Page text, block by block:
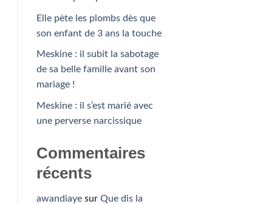
Elle pète les plombs dès que
son enfant de 3 ans la touche
Meskine : il subit la sabotage
de sa belle famille avant son
mariage !
Meskine : il s’est marié avec
une perverse narcissique
Commentaires
récents
awandiayesur Que dis la